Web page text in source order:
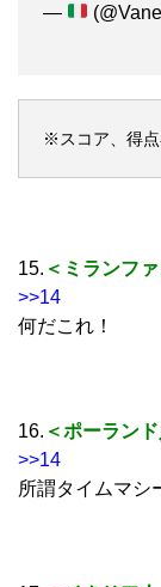
—
※スコア、得
15. ＜ミランファ
>>14
何だこれ！
16. ＜ポーランド
>>14
所謂タイムマシ